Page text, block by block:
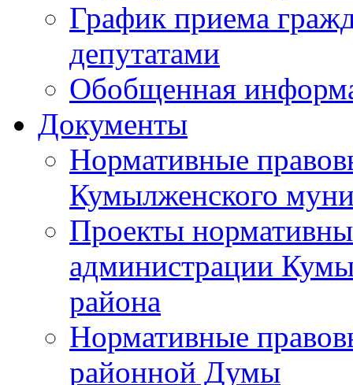
График приема
депутатами
Обобщенная
Документы
Нормативные
Кумылженского
Проекты
администрации
района
Нормативные
районной Думы